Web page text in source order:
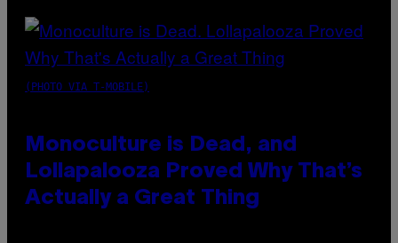
(PHOTO VIA T-MOBILE)
Monoculture is Dead, and
Lollapalooza Proved Why That’s
Actually a Great Thing